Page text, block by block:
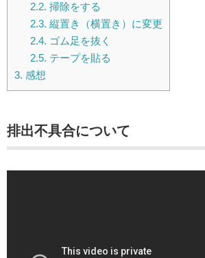
2.2. 掃除をする
2.3. 縦置き（横置き）に変更
2.4. ゴム足を抜く
2.5. テープを貼る
3. 感想
排出不具合について